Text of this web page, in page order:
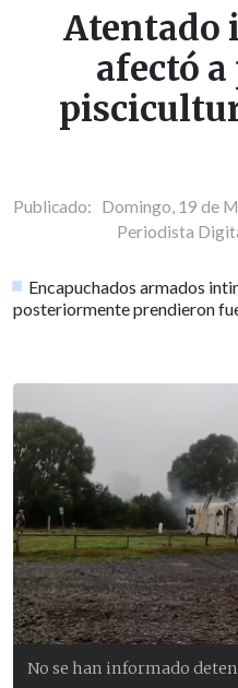
Atentado
afectó
Publicado: Domingo, 19 de
Periodista
Encapuchados armados
posteriormente prendieron
No se han informado